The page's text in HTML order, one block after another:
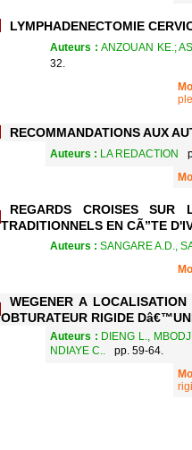
LYMPHADENECTOMIE
Auteurs :ANZOUAN KE.;
32.
RECOMMANDATIONS AUX
Auteurs : LA REDACTION
REGARDS CROISES SUR
TRADITIONNELS EN CÃ”TE
Auteurs : SANGARE A.D.,
WEGENER A
OBTURATEUR RIGIDE
Auteurs : DIENG L.,
NDIAYE C..
pp. 59-64.